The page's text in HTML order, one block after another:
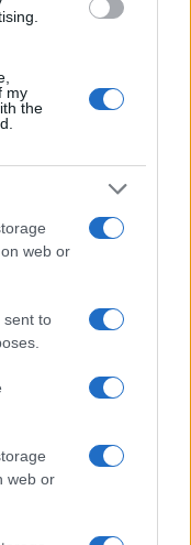
my
the
web or
sent to
web or
e Mosca,
proposto come
ieri ha
Sultano lo ha
vertice
ha detto
Difesa russo,